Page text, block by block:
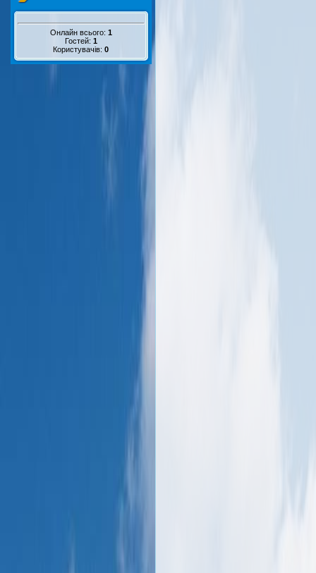
Онлайн всього: 1
Гостей: 1
Користувачів:0